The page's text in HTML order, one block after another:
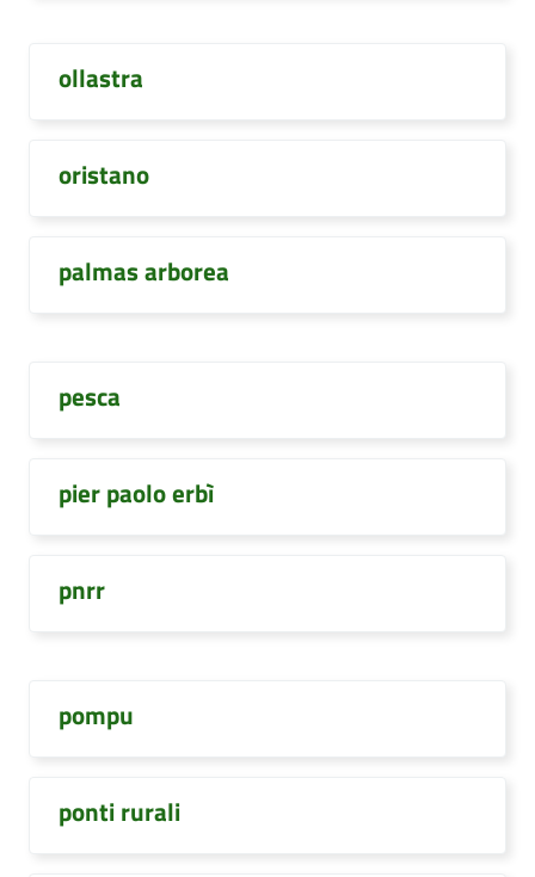
ollastra
oristano
palmas arborea
pesca
pier paolo erbì
pnrr
pompu
ponti rurali